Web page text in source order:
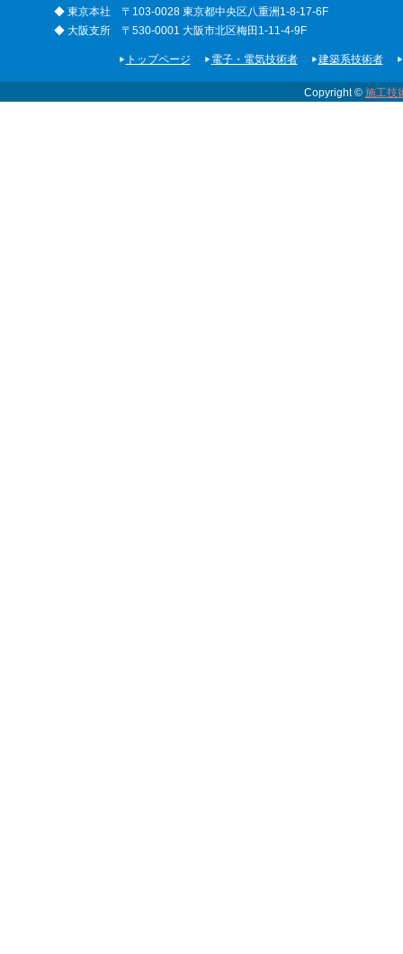
◆ 東京本社 〒103-0028 東京都中央区八重洲1-8-17-6F
◆ 大阪支所 〒530-0001 大阪市北区梅田1-11-4-9F
トップページ 電子・電気技術者 建築系技術者
Copyright © 施工技